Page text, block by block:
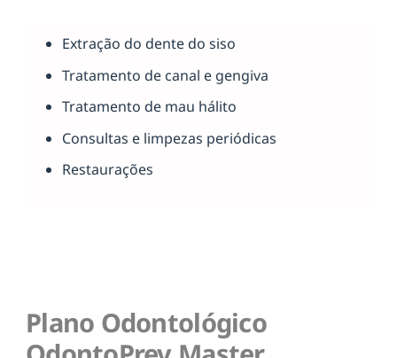
Extração do dente do siso
Tratamento de canal e gengiva
Tratamento de mau hálito
Consultas e limpezas periódicas
Restaurações
Plano Odontológico